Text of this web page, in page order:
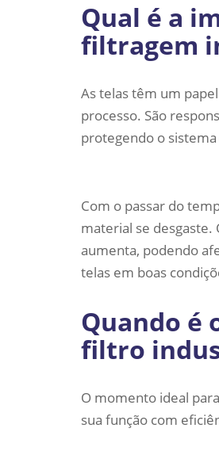
Qual é a
filtragem
As telas têm um
processo. São
protegendo o
Com o passar do
material se
aumenta, podendo
telas em boas
Quando é
filtro
O momento ideal
sua função com